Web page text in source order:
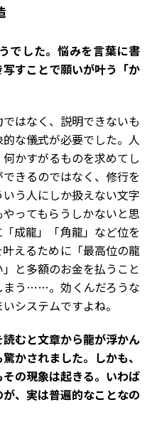
でした。悩みを言葉に書
すことで願いが叶う「か
はなく、説明できないも
な儀式が必要でした。人
かすがるものを求めてし
きるのではなく、修行を
う人にしか扱えない文字
ってもらうしかないと思
成龍」「角龍」など位を
えるために「最高位の龍
と多額のお金を払うこと
まう……。効くんだろうな
システムですよね。
読むと文章から龍が浮かん
かされました。しかも、
の現象は起きる。いわば
、実は普遍的なことなの